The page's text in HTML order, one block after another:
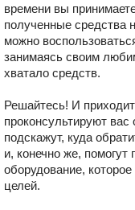
времени вы
полученные средства
можно
занимаясь своим
хватало средств.
Решайтесь! И
проконсультируют
подскажут, куда
и, конечно же,
оборудование,
целей.